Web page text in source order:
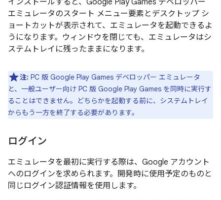
インストールすると、Google Play Games デベロッパー
エミュレータのスタート メニュー要素とデスクトップ シ
ョートカットが表示されて、エミュレータを起動できるよ
うになります。ウィンドウを閉じても、エミュレータはシ
ステムトレイに残ったままになります。
注: PC 版 Google Play Games デベロッパー エミュレータ
と、一般ユーザー向け PC 版 Google Play Games を同時に実行す
ることはできません。どちらかを起動する前に、システムトレイ
からもう一方を終了する必要があります。
ログイン
エミュレータを最初に実行する際は、Google アカウント
へのログインを求められます。開発時に使用予定のものと
同じログイン認証情報を使用します。